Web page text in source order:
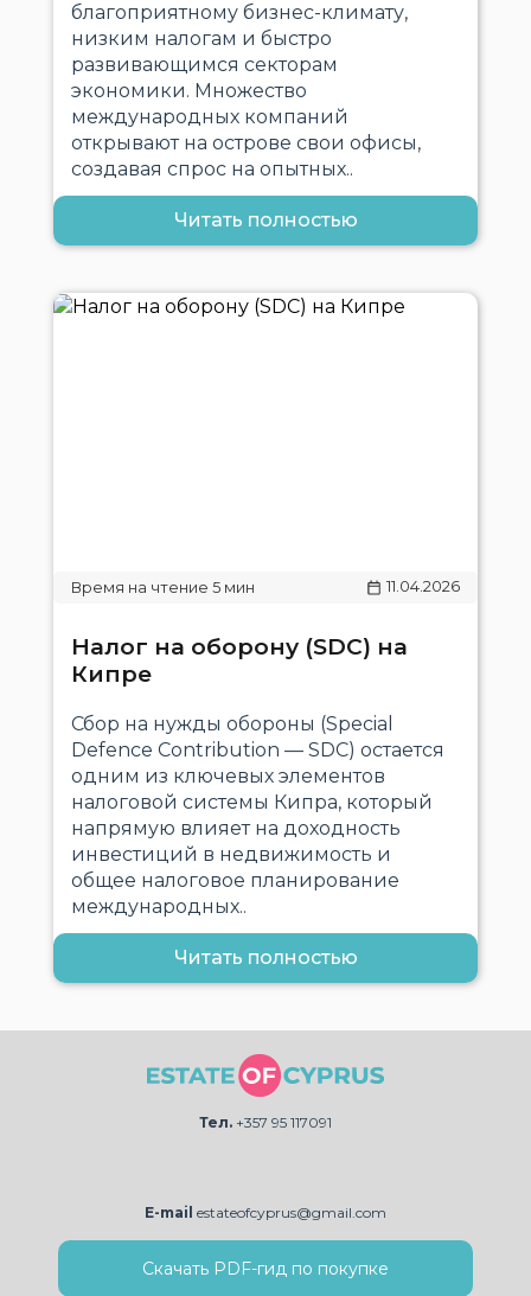
благоприятному бизнес-климату,
низким налогам и быстро
развивающимся секторам
экономики. Множество
международных компаний
открывают на острове свои офисы,
создавая спрос на опытных..
Читать полностью
11.04.2026
Налог на оборону (SDC) на
Кипре
Сбор на нужды обороны (Special
Defence Contribution — SDC) остается
одним из ключевых элементов
налоговой системы Кипра, который
напрямую влияет на доходность
инвестиций в недвижимость и
общее налоговое планирование
международных..
Читать полностью
Тел. +357 95 117091
E-mail estateofcyprus@gmail.com
Скачать PDF-гид по покупке